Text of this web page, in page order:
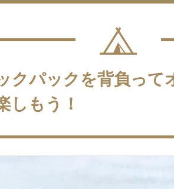
クパックを背負って
しもう！